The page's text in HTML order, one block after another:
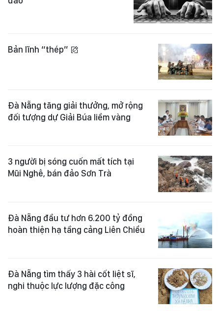
Bản lĩnh “thép”
Đà Nẵng tăng giải thưởng, mở rộng
đối tượng dự Giải Búa liềm vàng
3 người bị sóng cuốn mất tích tại
Mũi Nghê, bán đảo Sơn Trà
Đà Nẵng đầu tư hơn 6.200 tỷ đồng
hoàn thiện hạ tầng cảng Liên Chiểu
Đà Nẵng tìm thấy 3 hài cốt liệt sĩ,
nghi thuộc lực lượng đặc công